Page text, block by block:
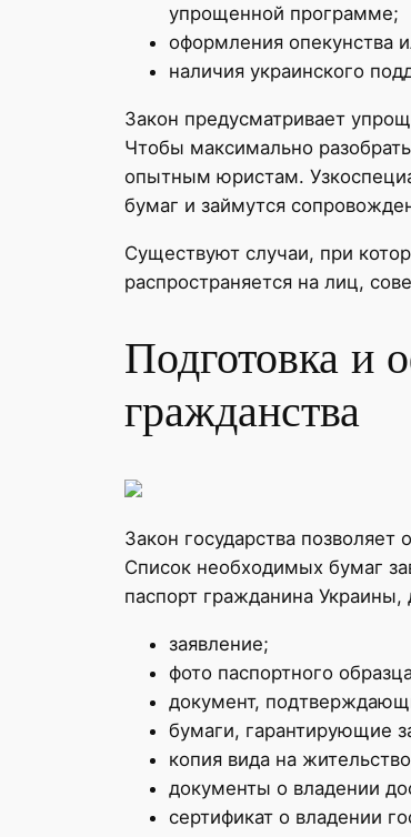
упрощенной программе;
оформления опекунства
наличия украинского
Закон предусматривает
Чтобы максимально
опытным юристам.
бумаг и займутся
Существуют случаи, при
распространяется на лиц,
Подготовка и
гражданства
Закон государства
Список необходимых бумаг
паспорт гражданина
заявление;
фото паспортного
документ,
бумаги, гарантирующие
копия вида на
документы о владении
сертификат о владении